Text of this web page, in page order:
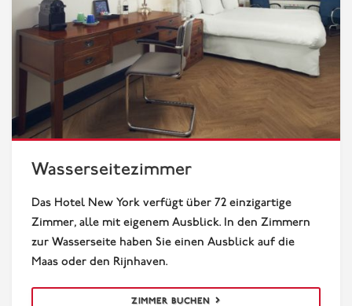
Wasserseitezimmer
Das Hotel New York verfügt über 72 einzigartige
Zimmer, alle mit eigenem Ausblick. In den Zimmern
zur Wasserseite haben Sie einen Ausblick auf die
Maas oder den Rijnhaven.
ZIMMER BUCHEN